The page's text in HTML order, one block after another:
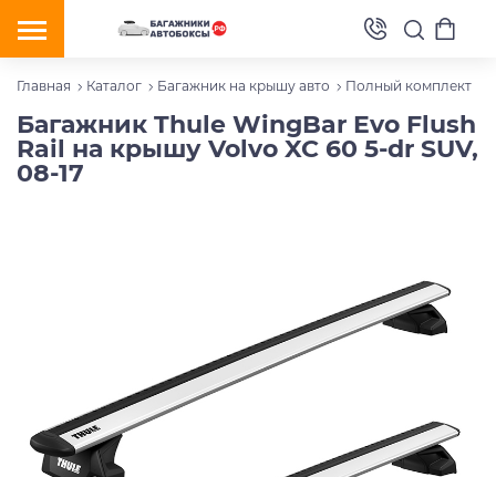
Главная Каталог Багажник на крышу авто Полный комплект
Багажник Thule WingBar Evo Flush
Rail на крышу Volvo XC 60 5-dr SUV,
08-17